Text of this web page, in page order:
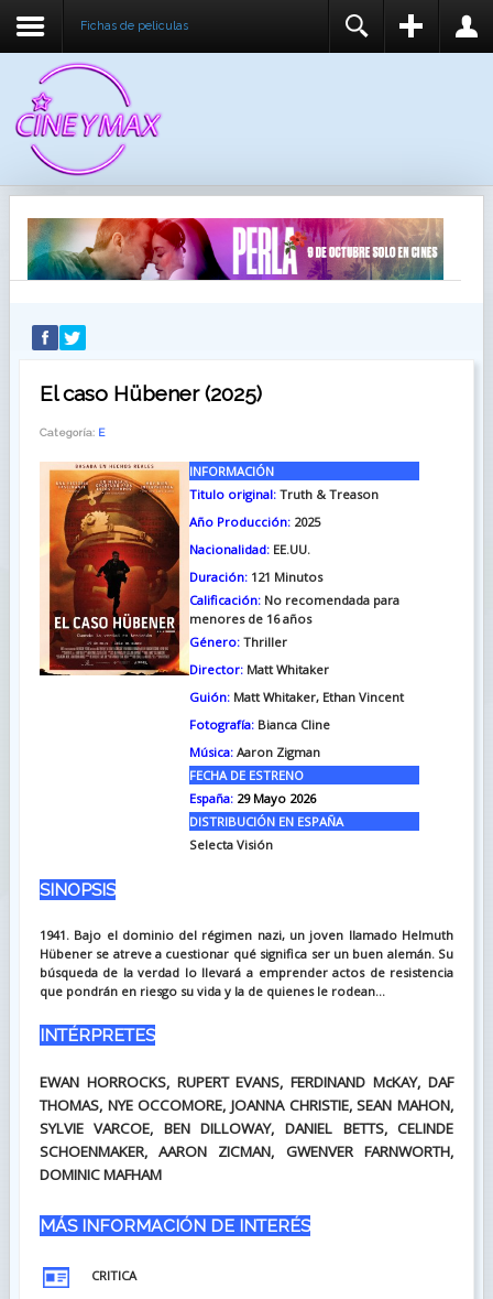
Fichas de peliculas
RECUÉRDEME
IDENTIFICARSE
REGISTER
El caso Hübener (2025)
Categoría: E
INFORMACIÓN
Titulo original:Truth & Treason
Año Producción:2025
Nacionalidad:EE.UU.
Duración:121 Minutos
Calificación:No recomendada para
menores de 16 años
Género:Thriller
Director:Matt Whitaker
Guión:Matt Whitaker, Ethan Vincent
Fotografía:Bianca Cline
Música:Aaron Zigman
FECHA DE ESTRENO
España:29 Mayo 2026
DISTRIBUCIÓN EN ESPAÑA
Selecta Visión
SINOPSIS
1941. Bajo el dominio del régimen nazi, un joven llamado Helmuth
Hübener se atreve a cuestionar qué significa ser un buen alemán. Su
búsqueda de la verdad lo llevará a emprender actos de resistencia
que pondrán en riesgo su vida y la de quienes le rodean...
INTÉRPRETES
EWAN HORROCKS, RUPERT EVANS, FERDINAND McKAY, DAF
THOMAS, NYE OCCOMORE, JOANNA CHRISTIE, SEAN MAHON,
SYLVIE VARCOE, BEN DILLOWAY, DANIEL BETTS, CELINDE
SCHOENMAKER, AARON ZICMAN, GWENVER FARNWORTH,
DOMINIC MAFHAM
MÁS INFORMACIÓN DE INTERÉS
CRITICA